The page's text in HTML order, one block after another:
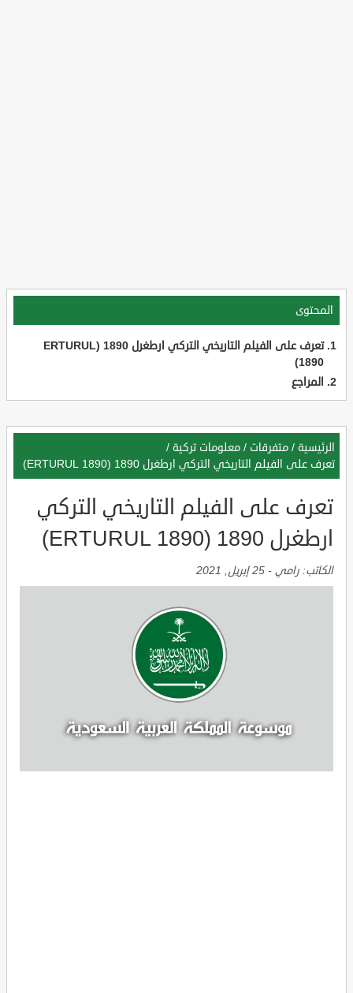
المحتوى
تعرف على الفيلم التاريخي التركي ارطغرل 1890 (ERTURUL
1890)
المراجع
الرئيسية / متفرقات / معلومات تركية /
تعرف على الفيلم التاريخي التركي ارطغرل 1890 (ERTURUL 1890)
تعرف على الفيلم التاريخي التركي
ارطغرل 1890 (ERTURUL 1890)
الكاتب: رامي - 25 إبريل, 2021